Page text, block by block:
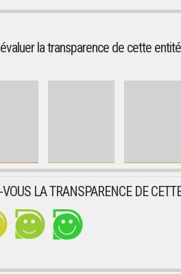
la transparence de cette entité
LA TRANSPARENCE DE